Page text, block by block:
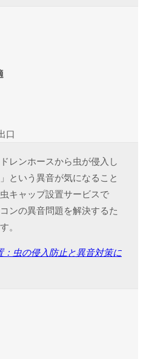
口
レンホースから虫が侵入し
という異音が気になること
キャップ設置サービスで
ンの異音問題を解決するた
。
：虫の侵入防止と異音対策に